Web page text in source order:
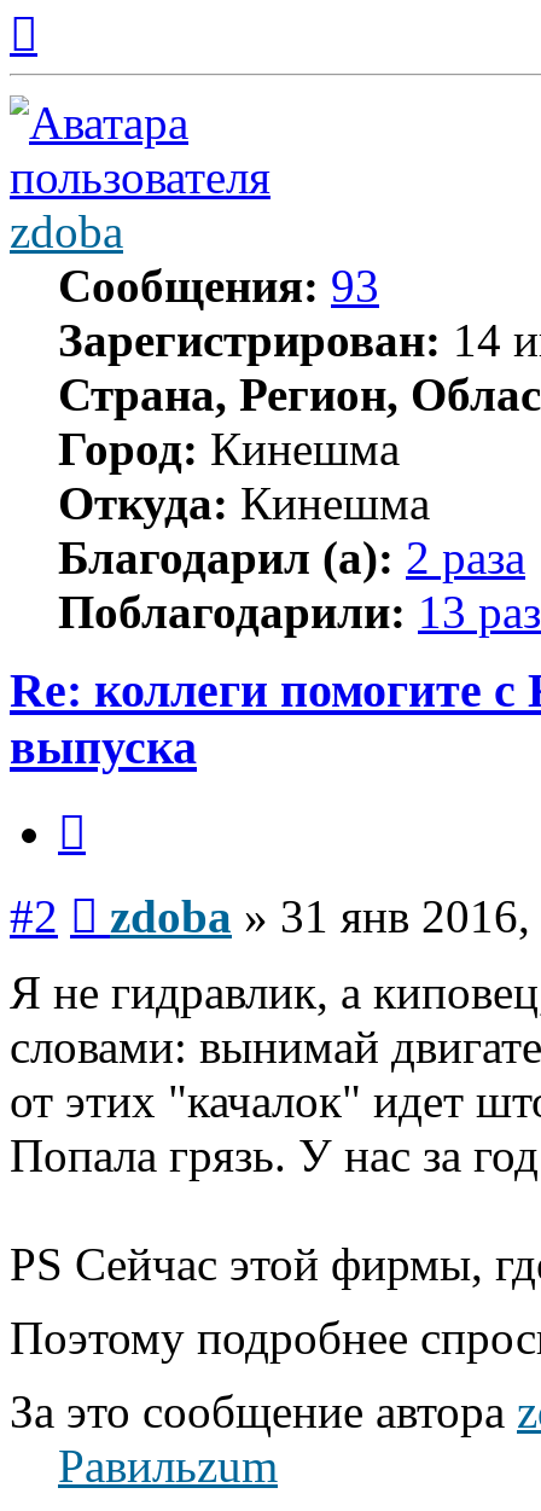
началу
zdoba
Сообщения: 93
Зарегистрирован: 14
Страна, Регион,
Город: Кинешма
Откуда: Кинешма
Благодарил (а): 2 раза
Поблагодарили: 13 раз
Re: коллеги помогите
выпуска
#2 zdoba » 31 янв
Я не гидравлик, а
словами: вынимай
от этих "качалок" идет
Попала грязь. У нас за
PS Сейчас этой фирмы,
Поэтому подробнее
За это сообщение автора
Равильzum